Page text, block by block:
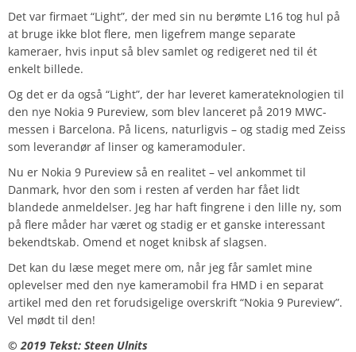
Det var firmaet “Light”, der med sin nu berømte L16 tog hul på
at bruge ikke blot flere, men ligefrem mange separate
kameraer, hvis input så blev samlet og redigeret ned til ét
enkelt billede.
Og det er da også “Light”, der har leveret kamerateknologien til
den nye Nokia 9 Pureview, som blev lanceret på 2019 MWC-
messen i Barcelona. På licens, naturligvis – og stadig med Zeiss
som leverandør af linser og kameramoduler.
Nu er Nokia 9 Pureview så en realitet – vel ankommet til
Danmark, hvor den som i resten af verden har fået lidt
blandede anmeldelser. Jeg har haft fingrene i den lille ny, som
på flere måder har været og stadig er et ganske interessant
bekendtskab. Omend et noget knibsk af slagsen.
Det kan du læse meget mere om, når jeg får samlet mine
oplevelser med den nye kameramobil fra HMD i en separat
artikel med den ret forudsigelige overskrift “Nokia 9 Pureview”.
Vel mødt til den!
© 2019 Tekst: Steen Ulnits